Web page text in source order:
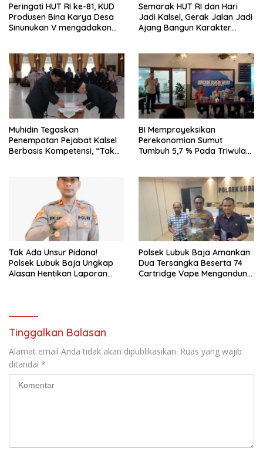
Peringati HUT RI ke-81, KUD
Produsen Bina Karya Desa
Sinunukan V mengadakan
Semarak HUT RI dan Hari
Jadi Kalsel, Gerak Jalan Jadi
Ajang Bangun Karakter
Muhidin Tegaskan
Penempatan Pejabat Kalsel
Berbasis Kompetensi, “Tak
BI Memproyeksikan
Perekonomian Sumut
Tumbuh 5,7 % Pada Triwulan
Tak Ada Unsur Pidana!
Polsek Lubuk Baja Ungkap
Alasan Hentikan Laporan
Polsek Lubuk Baja Amankan
Dua Tersangka Beserta 74
Cartridge Vape Mengandung
Tinggalkan Balasan
Alamat email Anda tidak akan dipublikasikan. Ruas yang wajib
ditandai *